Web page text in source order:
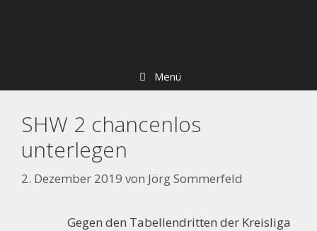
Menü
SHW 2 chancenlos
unterlegen
2. Dezember 2019 von Jörg Sommerfeld
Gegen den Tabellendritten der Kreisliga